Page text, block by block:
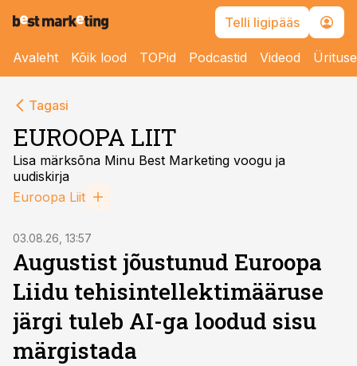
Telli ligipääs
Avaleht Kõik lood TOPid Podcastid Videod
Tagasi
EUROOPA LIIT
Lisa märksõna Minu Best Marketing voogu ja
uudiskirja
Euroopa Liit
03.08.26, 13:57
Augustist jõustunud Euroopa
Liidu tehisintellektimääruse
järgi tuleb AI-ga loodud sisu
märgistada